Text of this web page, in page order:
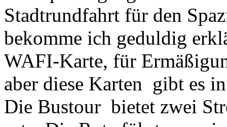
Stadtrundfahrt für den
bekomme ich geduldig
WAFI-Karte, für
aber diese Karten gibt es
Die Bustour bietet zwei